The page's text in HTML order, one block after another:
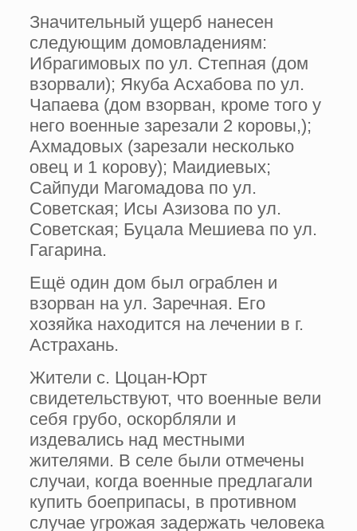
Значительный ущерб нанесен
следующим домовладениям:
Ибрагимовых по ул. Степная (дом
взорвали); Якуба Асхабова по ул.
Чапаева (дом взорван, кроме того у
него военные зарезали 2 коровы,);
Ахмадовых (зарезали несколько
овец и 1 корову); Маидиевых;
Сайпуди Магомадова по ул.
Советская; Исы Азизова по ул.
Советская; Буцала Мешиева по ул.
Гагарина.
Ещё один дом был ограблен и
взорван на ул. Заречная. Его
хозяйка находится на лечении в г.
Астрахань.
Жители с. Цоцан-Юрт
свидетельствуют, что военные вели
себя грубо, оскорбляли и
издевались над местными
жителями. В селе были отмечены
случаи, когда военные предлагали
купить боеприпасы, в противном
случае угрожая задержать человека